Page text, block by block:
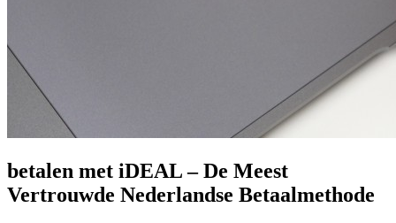
betalen met iDEAL – De Meest
Vertrouwde Nederlandse Betaalmethode